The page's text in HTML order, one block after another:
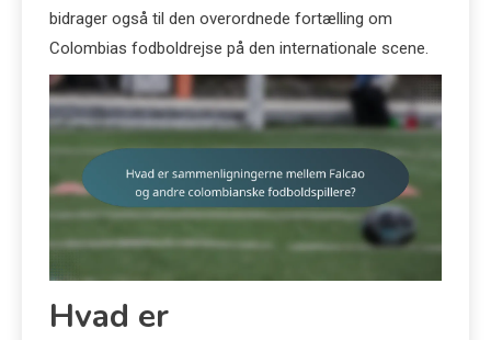
bidrager også til den overordnede fortælling om
Colombias fodboldrejse på den internationale scene.
Hvad er